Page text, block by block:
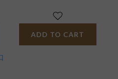
ADD TO CART